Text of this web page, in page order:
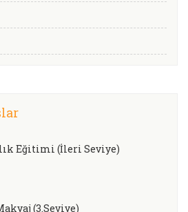
Eğitimi (İleri Seviye)
(3.Seviye)